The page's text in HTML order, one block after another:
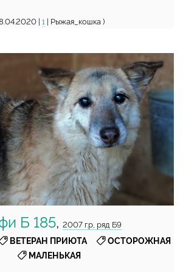
| 1 | Рыжая_кошка )
Б 185, 2007 г.р, ряд Б9
ВЕТЕРАН ПРИЮТА, ОСТОРОЖНАЯ,
МАЛЕНЬКАЯ